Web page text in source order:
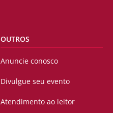
OUTROS
Anuncie conosco
Divulgue seu evento
Atendimento ao leitor